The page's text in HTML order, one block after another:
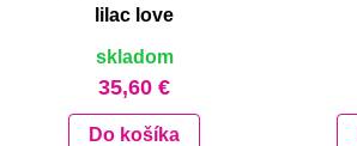
lilac love
skladom
35,60 €
Do košíka